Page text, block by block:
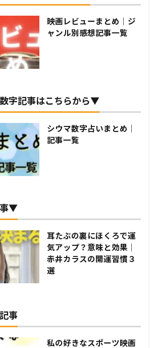
映画レビューまとめ｜ジ
ャンル別感想記事一覧
字記事はこちらから▼
シウマ数字占いまとめ｜
記事一覧
事▼
耳たぶの裏にほくろで運
気アップ？意味と効果｜
赤井カラスの開運習慣３
選
事
私の好きなスポーツ映画